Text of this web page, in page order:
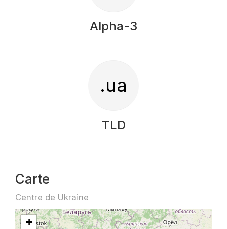
Alpha-3
.ua
TLD
Carte
Centre de Ukraine
+